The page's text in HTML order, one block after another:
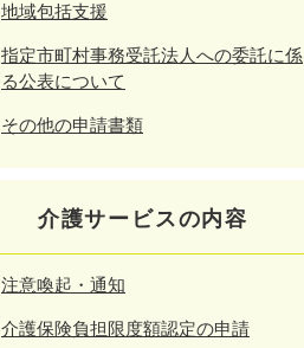
地域包括支援
指定市町村事務受託法人への委託に係
る公表について
その他の申請書類
介護サービスの内容
注意喚起・通知
介護保険負担限度額認定の申請